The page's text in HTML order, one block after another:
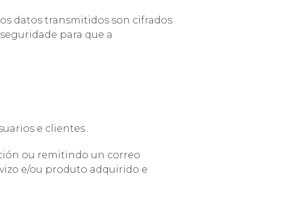
datos transmitidos son cifrados
para que a
e clientes..
ou remitindo un correo
e/ou produto adquirido e